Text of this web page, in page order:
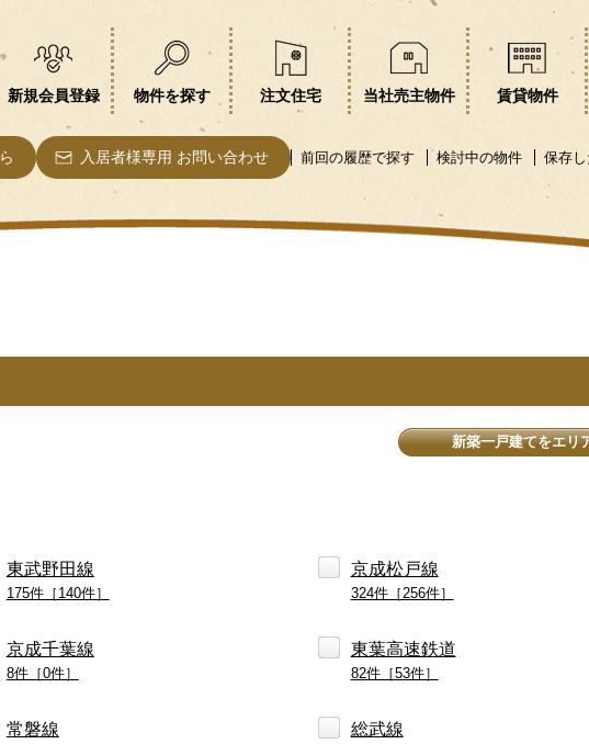
新規会員登録 物件を探す 注文住宅 当社売主物件 賃貸物件
入居者様専用 お問い合わせ 前回の履歴で探す 検討中の物件 保存
新築一戸建てをエリ
東武野田線
175件［140件］
京成松戸線
324件［256件］
京成千葉線
8件［0件］
東葉高速鉄道
82件［53件］
常磐線 総武線